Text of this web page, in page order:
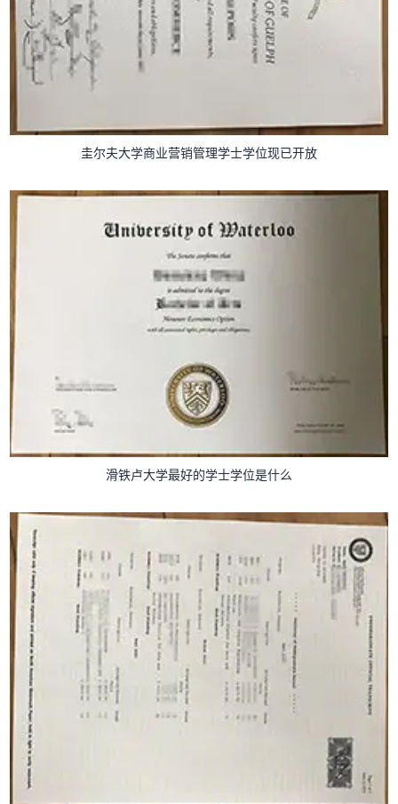
圭尔夫大学商业营销管理学士学位现已开放
滑铁卢大学最好的学士学位是什么